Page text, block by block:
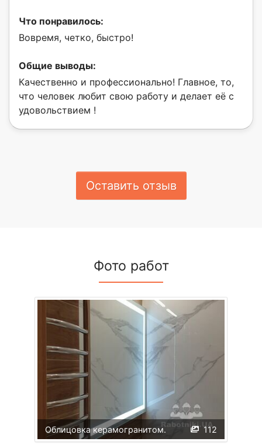
Что понравилось:
Вовремя, четко, быстро!
Общие выводы:
Качественно и профессионально! Главное, то,
что человек любит свою работу и делает её с
удовольствием !
Оставить отзыв
Фото работ
112
Облицовка керамогранитом.